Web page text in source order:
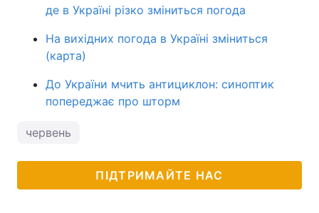
де в Україні різко зміниться погода
На вихідних погода в Україні зміниться
(карта)
До України мчить антициклон: синоптик
попереджає про шторм
червень
ПІДТРИМАЙТЕ НАС